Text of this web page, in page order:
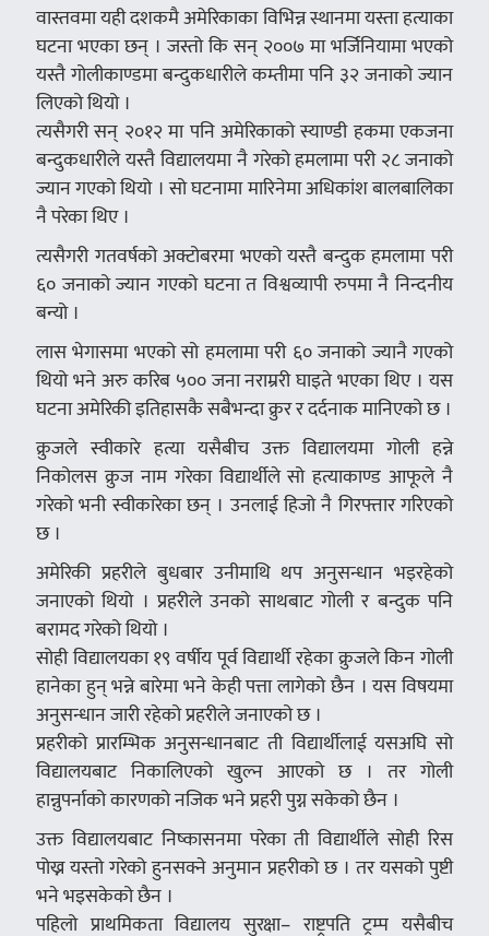
वास्तवमा यही दशकमै अमेरिकाका विभिन्न स्थानमा यस्ता हत्याका
घटना भएका छन् । जस्तो कि सन् २००७ मा भर्जिनियामा भएको
यस्तै गोलीकाण्डमा बन्दुकधारीले कम्तीमा पनि ३२ जनाको ज्यान
लिएको थियो ।
त्यसैगरी सन् २०१२ मा पनि अमेरिकाको स्याण्डी हकमा एकजना
बन्दुकधारीले यस्तै विद्यालयमा नै गरेको हमलामा परी २८ जनाको
ज्यान गएको थियो । सो घटनामा मारिनेमा अधिकांश बालबालिका
नै परेका थिए ।
त्यसैगरी गतवर्षको अक्टोबरमा भएको यस्तै बन्दुक हमलामा परी
६० जनाको ज्यान गएको घटना त विश्वव्यापी रुपमा नै निन्दनीय
बन्यो ।
लास भेगासमा भएको सो हमलामा परी ६० जनाको ज्यानै गएको
थियो भने अरु करिब ५०० जना नराम्ररी घाइते भएका थिए । यस
घटना अमेरिकी इतिहासकै सबैभन्दा क्रुर र दर्दनाक मानिएको छ ।
क्रुजले स्वीकारे हत्या यसैबीच उक्त विद्यालयमा गोली हन्ने
निकोलस क्रुज नाम गरेका विद्यार्थीले सो हत्याकाण्ड आफूले नै
गरेको भनी स्वीकारेका छन् । उनलाई हिजो नै गिरफ्तार गरिएको
छ ।
अमेरिकी प्रहरीले बुधबार उनीमाथि थप अनुसन्धान भइरहेको
जनाएको थियो । प्रहरीले उनको साथबाट गोली र बन्दुक पनि
बरामद गरेको थियो ।
सोही विद्यालयका १९ वर्षीय पूर्व विद्यार्थी रहेका क्रुजले किन गोली
हानेका हुन् भन्ने बारेमा भने केही पत्ता लागेको छैन । यस विषयमा
अनुसन्धान जारी रहेको प्रहरीले जनाएको छ ।
प्रहरीको प्रारम्भिक अनुसन्धानबाट ती विद्यार्थीलाई यसअघि सो
विद्यालयबाट निकालिएको खुल्न आएको छ । तर गोली
हान्नुपर्नाको कारणको नजिक भने प्रहरी पुग्न सकेको छैन ।
उक्त विद्यालयबाट निष्कासनमा परेका ती विद्यार्थीले सोही रिस
पोख्न यस्तो गरेको हुनसक्ने अनुमान प्रहरीको छ । तर यसको पुष्टी
भने भइसकेको छैन ।
पहिलो प्राथमिकता विद्यालय सुरक्षा– राष्ट्रपति ट्रम्प यसैबीच